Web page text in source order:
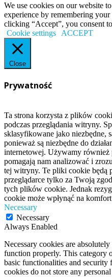
We use cookies on our website
experience by remembering
clicking “Accept”, you consent
Cookie settings
ACCEPT
Close
Prywatność
Ta strona korzysta z plików
podczas przeglądania witryny.
sklasyfikowane jako niezbędne,
ponieważ są niezbędne do
internetowej. Używamy
pomagają nam analizować i
tej witryny. Te pliki cookie będą
przeglądarce tylko za Twoją
tych plików cookie. Jednak
cookie może wpłynąć na
Necessary
Necessary
Always Enabled
Necessary cookies are
function properly. This category
basic functionalities and security
cookies do not store any